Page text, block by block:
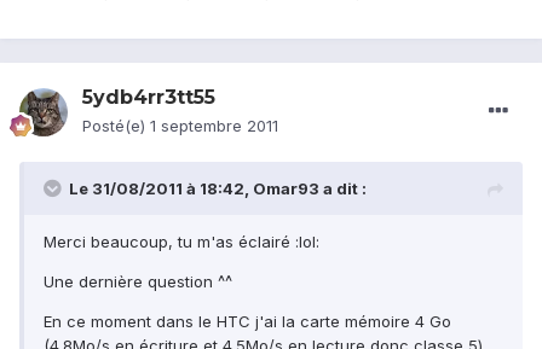
5ydb4rr3tt55
Posté(e) 1 septembre 2011
Le 31/08/2011 à 18:42, Omar93 a dit :
Merci beaucoup, tu m'as éclairé :lol:
Une dernière question ^^
En ce moment dans le HTC j'ai la carte mémoire 4 Go